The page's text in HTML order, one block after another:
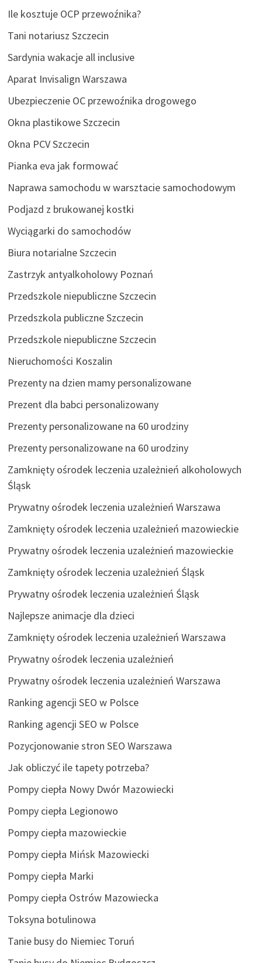
Ile kosztuje OCP przewoźnika?
Tani notariusz Szczecin
Sardynia wakacje all inclusive
Aparat Invisalign Warszawa
Ubezpieczenie OC przewoźnika drogowego
Okna plastikowe Szczecin
Okna PCV Szczecin
Pianka eva jak formować
Naprawa samochodu w warsztacie samochodowym
Podjazd z brukowanej kostki
Wyciągarki do samochodów
Biura notarialne Szczecin
Zastrzyk antyalkoholowy Poznań
Przedszkole niepubliczne Szczecin
Przedszkola publiczne Szczecin
Przedszkole niepubliczne Szczecin
Nieruchomości Koszalin
Prezenty na dzien mamy personalizowane
Prezent dla babci personalizowany
Prezenty personalizowane na 60 urodziny
Prezenty personalizowane na 60 urodziny
Zamknięty ośrodek leczenia uzależnień alkoholowych
Śląsk
Prywatny ośrodek leczenia uzależnień Warszawa
Zamknięty ośrodek leczenia uzależnień mazowieckie
Prywatny ośrodek leczenia uzależnień mazowieckie
Zamknięty ośrodek leczenia uzależnień Śląsk
Prywatny ośrodek leczenia uzależnień Śląsk
Najlepsze animacje dla dzieci
Zamknięty ośrodek leczenia uzależnień Warszawa
Prywatny ośrodek leczenia uzależnień
Prywatny ośrodek leczenia uzależnień Warszawa
Ranking agencji SEO w Polsce
Ranking agencji SEO w Polsce
Pozycjonowanie stron SEO Warszawa
Jak obliczyć ile tapety potrzeba?
Pompy ciepła Nowy Dwór Mazowiecki
Pompy ciepła Legionowo
Pompy ciepła mazowieckie
Pompy ciepła Mińsk Mazowiecki
Pompy ciepła Marki
Pompy ciepła Ostrów Mazowiecka
Toksyna botulinowa
Tanie busy do Niemiec Toruń